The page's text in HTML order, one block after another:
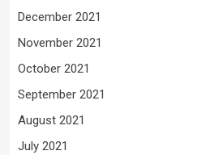
December 2021
November 2021
October 2021
September 2021
August 2021
July 2021